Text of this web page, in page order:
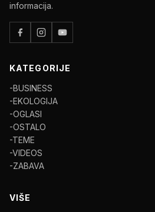
informacija.
KATEGORIJE
-BUSINESS
-EKOLOGIJA
-OGLASI
-OSTALO
-TEME
-VIDEOS
-ZABAVA
VIŠE